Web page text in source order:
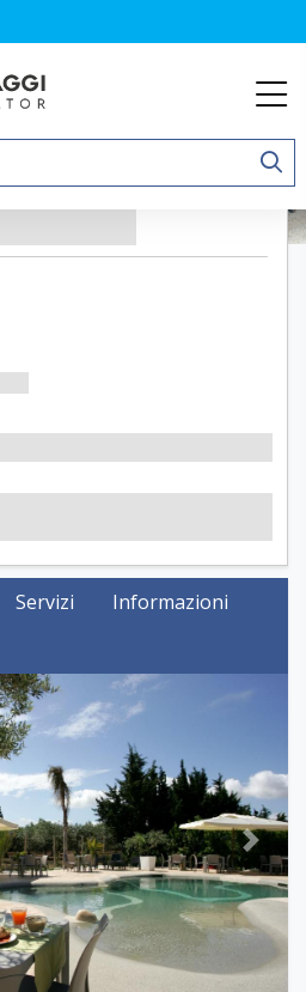
Servizi
Informazioni
Next